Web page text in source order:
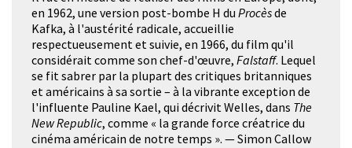
en 1962, une version post-bombe H du Procèsde
Kafka, à l'austérité radicale, accueillie
respectueusement et suivie, en 1966, du film qu'il
considérait comme son chef-d'œuvre, Falstaff. Lequel
se fit sabrer par la plupart des critiques britanniques
et américains à sa sortie – à la vibrante exception de
l'influente Pauline Kael, qui décrivit Welles, dans The
New Republic, comme « la grande force créatrice du
cinéma américain de notre temps ». — Simon Callow